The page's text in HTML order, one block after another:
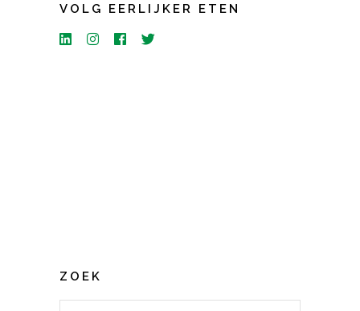
VOLG EERLIJKER ETEN
ZOEK